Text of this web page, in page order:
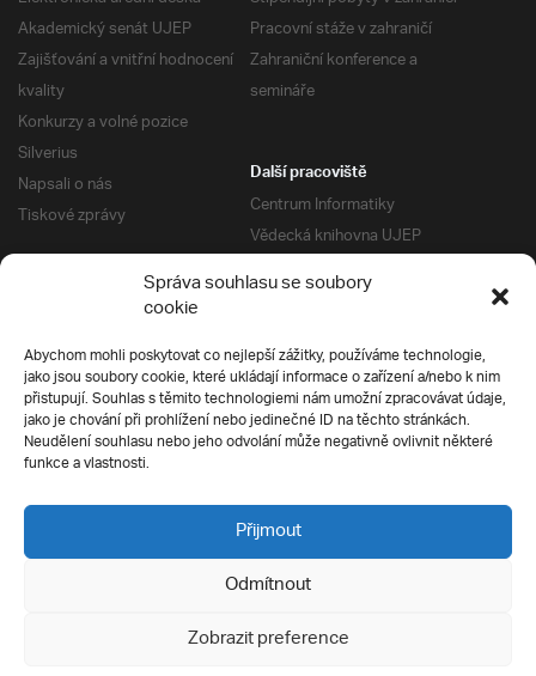
Správa souhlasu se soubory
cookie
Abychom mohli poskytovat co nejlepší zážitky, používáme technologie,
jako jsou soubory cookie, které ukládají informace o zařízení a/nebo k nim
přistupují. Souhlas s těmito technologiemi nám umožní zpracovávat údaje,
jako je chování při prohlížení nebo jedinečné ID na těchto stránkách.
Neudělení souhlasu nebo jeho odvolání může negativně ovlivnit některé
funkce a vlastnosti.
Přijmout
Odmítnout
Zobrazit preference
Akademický senát UJEP
Zajišťování a vnitřní hodnocení
kvality
Konkurzy a volné pozice
Silverius
Napsali o nás
Tiskové zprávy
Pracovní stáže v zahraničí
Zahraniční konference a
semináře
Další pracoviště
Centrum Informatiky
Vědecká knihovna UJEP
Správa kolejí a menz
Univerzitní centrum podpory
Silverius
Pro uchazeče
Přijímací řízení
E-prihlaska
Přípravné kurzy
Ochrana soukromí
Všechna práva vyhrazena